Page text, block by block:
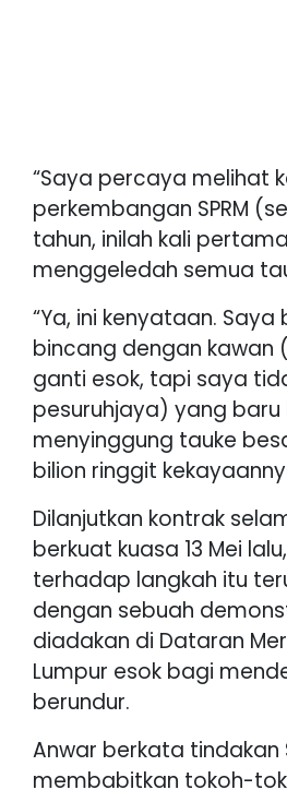
“Saya percaya melihat
perkembangan SPRM
tahun, inilah kali pertama
menggeledah semua
“Ya, ini kenyataan.
bincang dengan kawan
ganti esok, tapi saya
pesuruhjaya) yang baru
menyinggung tauke
bilion ringgit
Dilanjutkan kontrak
berkuat kuasa 13 Mei
terhadap langkah itu
dengan sebuah
diadakan di Dataran
Lumpur esok bagi
berundur.
Anwar berkata tindakan
membabitkan tokoh-